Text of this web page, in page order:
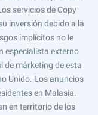
servicios de Copy
inversión debido a la
implícitos no le
especialista externo
de márketing de esta
Unido. Los anuncios
en Malasia.
en territorio de los